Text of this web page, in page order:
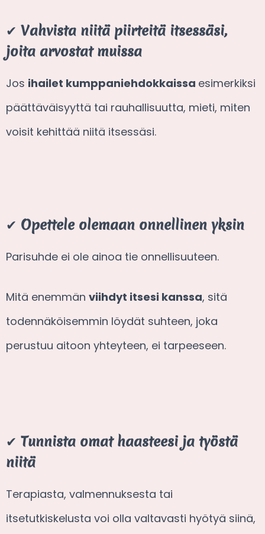
✔ Vahvista niitä piirteitä itsessäsi,
joita arvostat muissa
Jos ihailet kumppaniehdokkaissa esimerkiksi
päättäväisyyttä tai rauhallisuutta, mieti, miten
voisit kehittää niitä itsessäsi.
✔ Opettele olemaan onnellinen yksin
Parisuhde ei ole ainoa tie onnellisuuteen.
Mitä enemmän viihdyt itsesi kanssa, sitä
todennäköisemmin löydät suhteen, joka
perustuu aitoon yhteyteen, ei tarpeeseen.
✔ Tunnista omat haasteesi ja työstä
niitä
Terapiasta, valmennuksesta tai
itsetutkiskelusta voi olla valtavasti hyötyä siinä,